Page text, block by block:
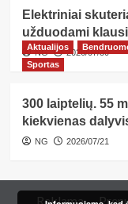
Elektriniai
užduodami
NG 2026/07/30
Aktualijos
Sportas
300 laiptelių. 55
kiekvienas
NG 2026/07/21
Reklama